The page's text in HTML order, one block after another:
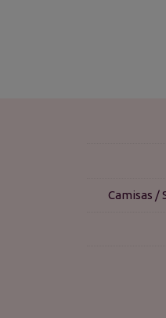
Camisas /